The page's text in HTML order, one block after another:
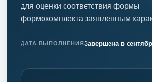
для оценки соответствия формы
формокомплекта заявленным
ДАТА ВЫПОЛНЕНИЯЗавершена в